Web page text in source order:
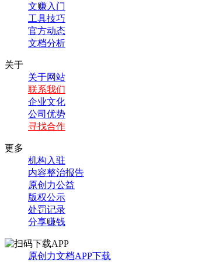
文赚入门
工具技巧
官方动态
文档分析
关于
关于网站
联系我们
企业文化
公司优势
寻找合作
更多
机构入驻
内容整治报告
原创力公益
版权公示
处罚记录
分享赚钱
原创力文档APP下载